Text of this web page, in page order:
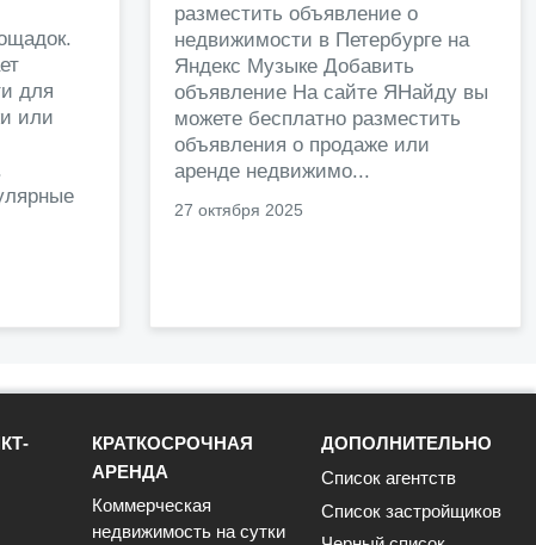
для
или
разместить объявление о
недвижимости в Петербурге на
Яндекс Музыке Добавить
объявление На сайте ЯНайду вы
можете бесплатно разместить
объявления о продаже или
аренде недвижимо...
27 октября 2025
КРАТКОСРОЧНАЯ
АРЕНДА
Коммерческая
недвижимость на сутки
ДОПОЛНИТЕЛЬНО
Список агентств
Список застройщиков